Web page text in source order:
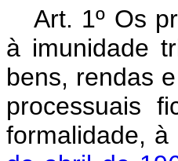
Art. 1º Os
à imunidade
bens, rendas
processuais
formalidade,